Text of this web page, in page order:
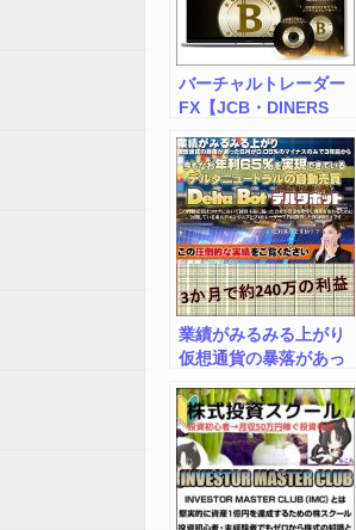
バーチャルトレーダー
FX【JCB・DINERS
業績がみるみる上がり
仮想通貨の暴落があっ
スのみで3年前から今も
なお年利65%を実現で
きている デルタニュー
トラルの自動売買
Delta Bot デルタボッ
ト